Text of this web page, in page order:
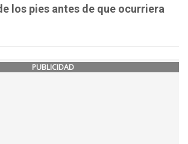
los pies antes de que ocurriera
PUBLICIDAD